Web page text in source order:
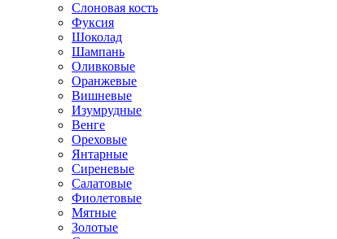
Слоновая кость
Фуксия
Шоколад
Шампань
Оливковые
Оранжевые
Вишневые
Изумрудные
Венге
Ореховые
Янтарные
Сиреневые
Салатовые
Фиолетовые
Мятные
Золотые